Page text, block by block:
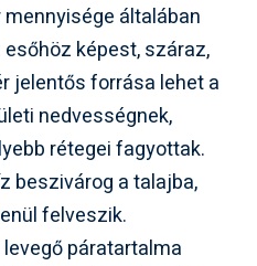
általában
képest, száraz,
jelentős forrása lehet a
nedvességnek,
rétegei fagyottak.
beszivárog a talajba,
felveszik.
páratartalma